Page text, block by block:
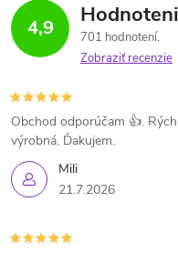
4,9
701 hodnotení
Zobraziť recenzie
Mili
21.7.2026
Obchod odporúčam 👍.
výrobná. Ďakujem.